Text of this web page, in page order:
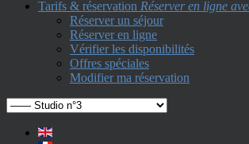
Tarifs & réservation Réserver en ligne
Réserver un séjour
Réserver en ligne
Vérifier les disponibilités
Offres spéciales
Modifier ma réservation